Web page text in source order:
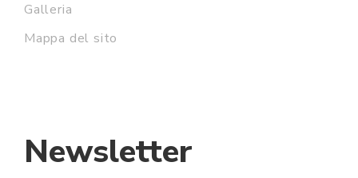
Galleria
Mappa del sito
Newsletter